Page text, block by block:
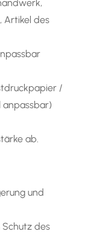
Artikel des
/
anpassbar)
ab.
und
des